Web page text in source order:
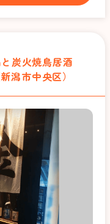
炭火焼鳥居酒
潟市中央区）